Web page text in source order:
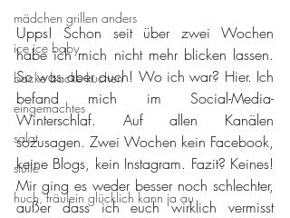
mädchen grillen anders
ice ice baby
backe backe kuchen
eingemachtes
salat
stulle
huch, fräulein glücklich kann ja au
Upps! Schon seit über zwei Wochen
habe ich mich nicht mehr blicken lassen.
So was aber auch! Wo ich war? Hier. Ich
befand mich im Social-Media-
Winterschlaf. Auf allen Kanälen
sozusagen. Zwei Wochen kein Facebook,
keine Blogs, kein Instagram. Fazit? Keines!
Mir ging es weder besser noch schlechter,
außer dass ich euch wirklich vermisst